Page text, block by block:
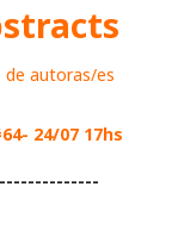
de autoras/es
24/07 17hs